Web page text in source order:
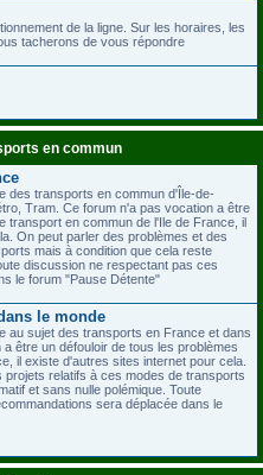
de la ligne. Sur les horaires, les
tacherons de vous répondre
en commun
des transports en commun d'Île-de-
Tram. Ce forum n'a pas vocation a être
transport en commun de l'Ile de France, il
On peut parler des problèmes et des
mais à condition que cela reste
discussion ne respectant pas ces
le forum "Pause Détente"
le monde
au sujet des transports en France et dans
être un défouloir de tous les problèmes
il existe d'autres sites internet pour cela.
relatifs à ces modes de transports
et sans nulle polémique. Toute
sera déplacée dans le